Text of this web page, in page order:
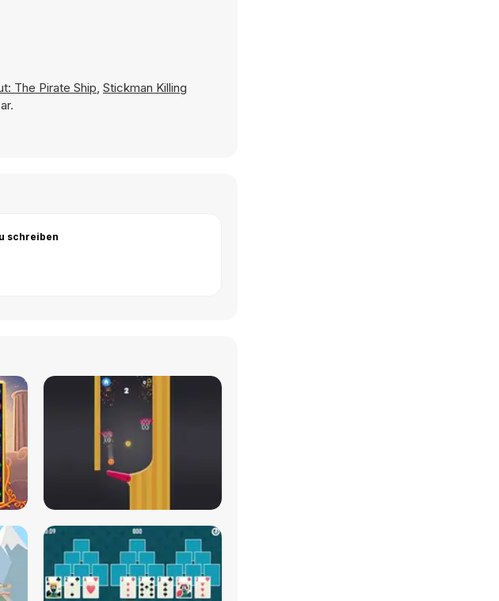
The Pirate Ship, Stickman Killing
schreiben